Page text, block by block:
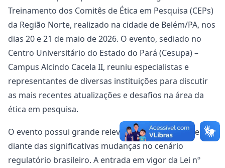
Treinamento dos Comitês de Ética em Pesquisa (CEPs)
da Região Norte, realizado na cidade de Belém/PA, nos
dias 20 e 21 de maio de 2026. O evento, sediado no
Centro Universitário do Estado do Pará (Cesupa) –
Campus Alcindo Cacela II, reuniu especialistas e
representantes de diversas instituições para discutir
as mais recentes atualizações e desafios na área da
ética em pesquisa.
O evento possui grande relevância, especialmente
diante das significativas mudanças no cenário
regulatório brasileiro. A entrada em vigor da Lei nº